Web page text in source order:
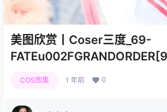
美图欣赏丨Coser三度_69-
COS图集 1 年前 0